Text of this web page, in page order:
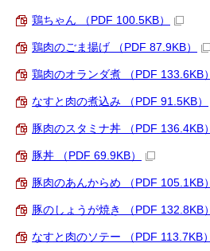
鶏ちゃん （PDF 100.5KB）
鶏肉のごま揚げ （PDF 87.9KB）
鶏肉のオランダ煮 （PDF 133.6KB）
なすと肉の煮込み （PDF 91.5KB）
豚肉のスタミナ丼 （PDF 136.4KB）
豚丼 （PDF 69.9KB）
豚肉のあんからめ （PDF 105.1KB）
豚のしょうが焼き （PDF 132.8KB）
なすと肉のソテー （PDF 113.7KB）